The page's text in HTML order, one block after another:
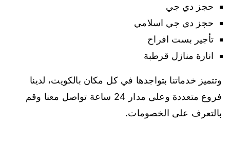
حجز دي جي
حجز دي جي اسلامي
تأجير بست افراح
انارة منازل قرطبة
وتتميز خدماتنا بتواجدها في كل مكان بالكويت، لدينا
فروع متعددة وعلى مدار 24 ساعة تواصل معنا وقم
بالتعرف على الخصومات.